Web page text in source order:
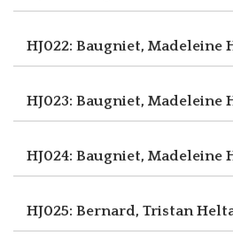
HJ022: Baugniet, Madeleine
HJ023: Baugniet, Madeleine
HJ024: Baugniet, Madeleine
HJ025: Bernard, Tristan